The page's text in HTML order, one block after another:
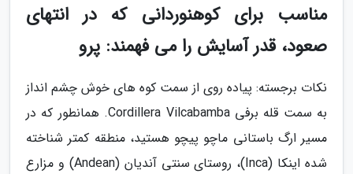
مناسب برای کوهنوردانی که در انتهای
صعود، قدر آسایش را می فهمند: پرو
نکات برجسته: پیاده روی از سمت کوه های خوش چشم انداز
به سمت قله برفی Cordillera Vilcabamba. همانطور که در
مسیر ارگ باستانی ماچو پیچو هستید، منطقه کمتر شناخته
شده اینکا (Inca)، روستای سنتی آندیان (Andean) و مزارع